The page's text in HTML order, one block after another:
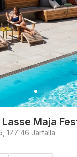
Maja
177 46 Järfälla